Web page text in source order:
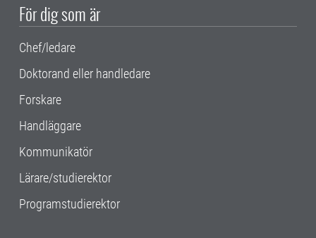
För dig som är
Chef/ledare
Doktorand eller handledare
Forskare
Handläggare
Kommunikatör
Lärare/studierektor
Programstudierektor